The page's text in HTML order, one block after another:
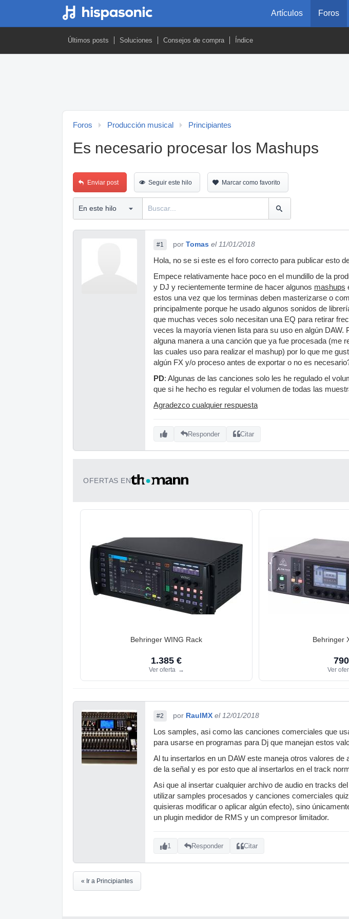
Artículos Foros
Últimos posts Soluciones Consejos de compra Índice
Foros Producción musical Principiantes
Es necesario procesar los Mashups
Enviar post Seguir este hilo Marcar como favorito
#1 por Tomas el 11/01/2018
Hola, no se si este es el foro correcto para publicar esto
Empece relativamente hace poco en el mundillo de la
y DJ y recientemente termine de hacer algunos mashups
estos una vez que los terminas deben masterizarse o
principalmente porque he usado algunos sonidos de
que muchas veces solo necesitan una EQ para retirar
veces la mayoría vienen lista para su uso en algún DAW.
alguna manera a una canción que ya fue procesada (me
las cuales uso para realizar el mashup) por lo que me
algún FX y/o proceso antes de exportar o no es
PD: Algunas de las canciones solo les he regulado el
que si he hecho es regular el volumen de todas las
Agradezco cualquier respuesta
Responder Citar
OFERTAS EN
Behringer WING Rack
1.385 €
Ver oferta →
Behringer
Ver
#2 por RaulMX el 12/01/2018
Los samples, asi como las canciones comerciales que
para usarse en programas para Dj que manejan estos
Al tu insertarlos en un DAW este maneja otros valores
de la señal y es por esto que al insertarlos en el track
Asi que al insertar cualquier archivo de audio en tracks
utilizar samples procesados y canciones comerciales
quisieras modificar o aplicar algún efecto), sino
un plugin medidor de RMS y un compresor limitador.
1 Responder Citar
« Ir a Principiantes